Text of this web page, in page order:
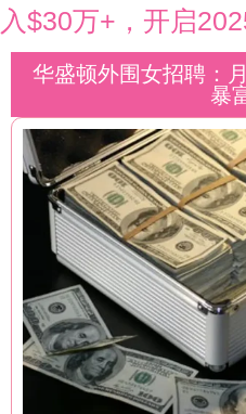
入$30万+，开启
华盛顿外围女招聘：
暴